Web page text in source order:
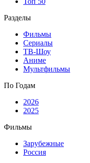
Разделы
Фильмы
Сериалы
ТВ-Шоу
Аниме
Мультфильмы
По Годам
2026
2025
Фильмы
Зарубежные
Россия